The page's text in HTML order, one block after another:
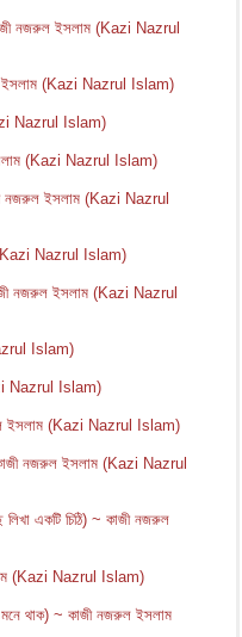
নজরুল ইসলাম (Kazi Nazrul
ইসলাম (Kazi Nazrul Islam)
Nazrul Islam)
(Kazi Nazrul Islam)
নজরুল ইসলাম (Kazi Nazrul
(Kazi Nazrul Islam)
নজরুল ইসলাম (Kazi Nazrul
Islam)
Nazrul Islam)
ইসলাম (Kazi Nazrul Islam)
নজরুল ইসলাম (Kazi Nazrul
একটি চিঠি) ~ কাজী নজরুল
(Kazi Nazrul Islam)
থাক) ~ কাজী নজরুল ইসলাম